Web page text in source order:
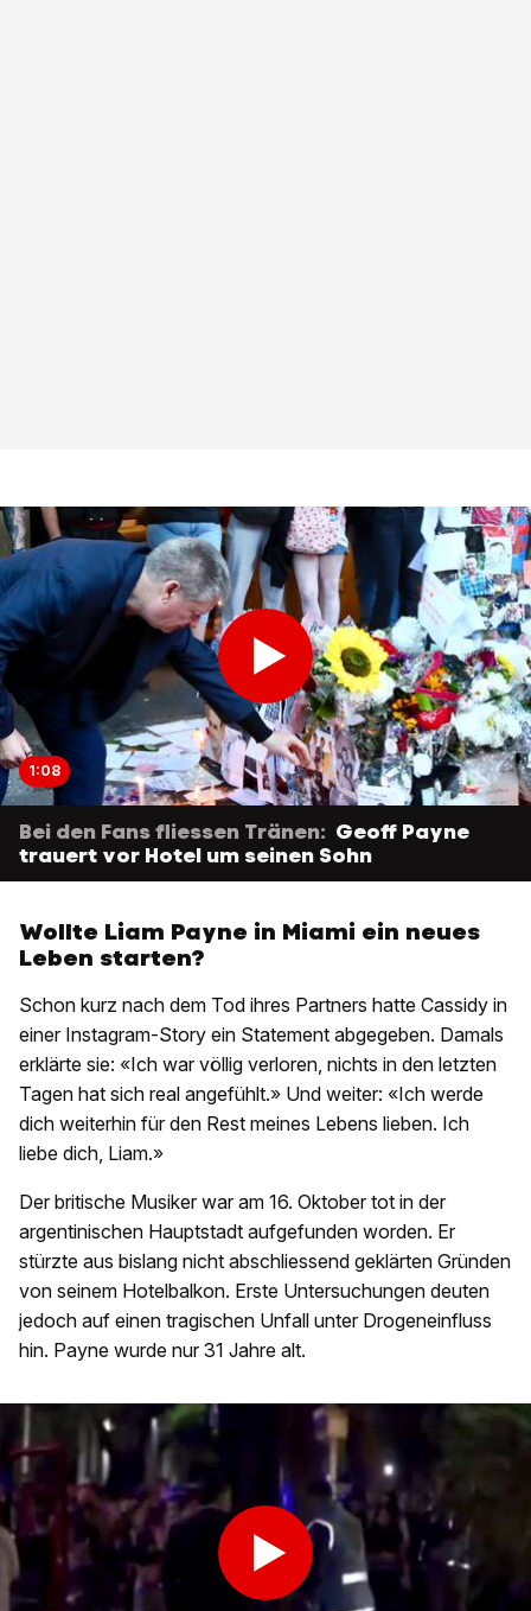
1:08
Bei den Fans fliessen Tränen: Geoff Payne
trauert vor Hotel um seinen Sohn
Wollte Liam Payne in Miami ein neues
Leben starten?
Schon kurz nach dem Tod ihres Partners hatte Cassidy in
einer Instagram-Story ein Statement abgegeben. Damals
erklärte sie: «Ich war völlig verloren, nichts in den letzten
Tagen hat sich real angefühlt.» Und weiter: «Ich werde
dich weiterhin für den Rest meines Lebens lieben. Ich
liebe dich, Liam.»
Der britische Musiker war am 16. Oktober tot in der
argentinischen Hauptstadt aufgefunden worden. Er
stürzte aus bislang nicht abschliessend geklärten Gründen
von seinem Hotelbalkon. Erste Untersuchungen deuten
jedoch auf einen tragischen Unfall unter Drogeneinfluss
hin. Payne wurde nur 31 Jahre alt.